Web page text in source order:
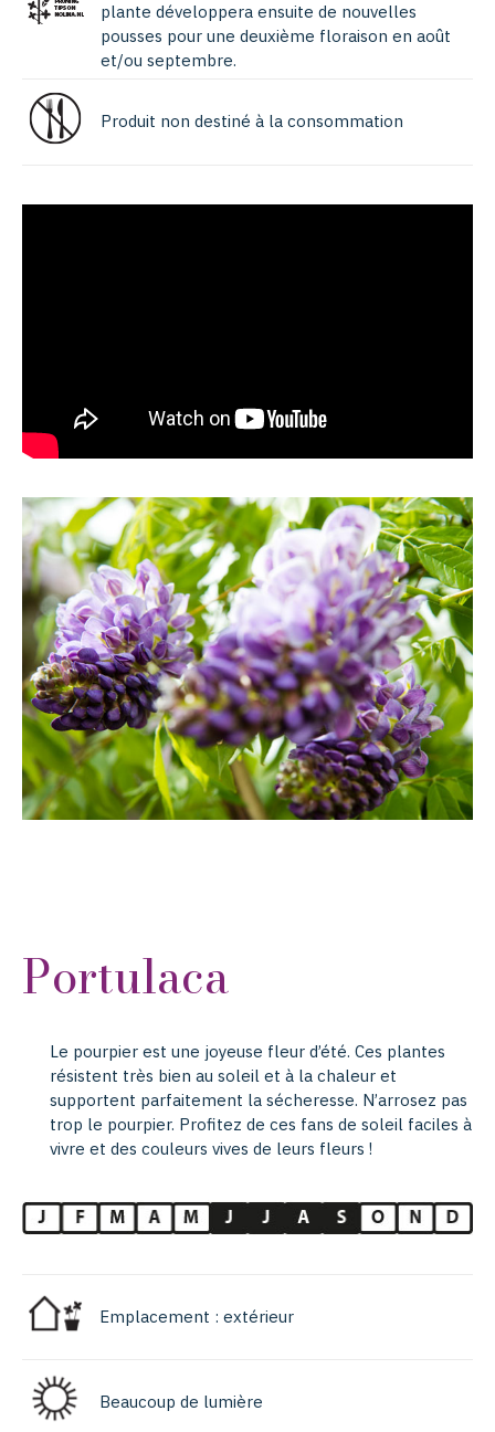
plante développera ensuite de nouvelles
pousses pour une deuxième floraison en août
et/ou septembre.
Produit non destiné à la consommation
Portulaca
Le pourpier est une joyeuse fleur d’été. Ces plantes
résistent très bien au soleil et à la chaleur et
supportent parfaitement la sécheresse. N’arrosez pas
trop le pourpier. Profitez de ces fans de soleil faciles à
vivre et des couleurs vives de leurs fleurs !
Emplacement : extérieur
Beaucoup de lumière